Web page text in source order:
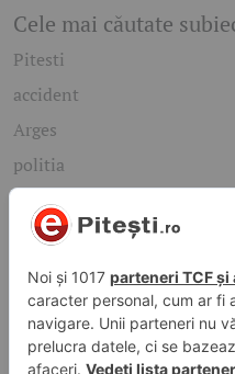
Cele mai căutate
Pitesti
accident
Arges
politia
mioveni
Caută rapid știrile
Găsește cele mai recente
interes din orașul tău.
informațiile de care ai